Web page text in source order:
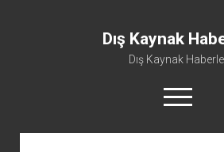
Dış Kaynak
Dış Kaynak
menüyü
aç